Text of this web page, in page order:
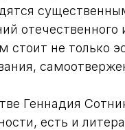
стоит не только
Геннадия
есть и